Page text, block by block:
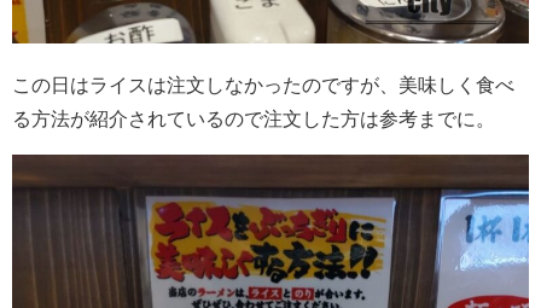
この日はライスは注文しなかったのですが、美味しく食べ
る方法が紹介されているので注文した方は参考までに。